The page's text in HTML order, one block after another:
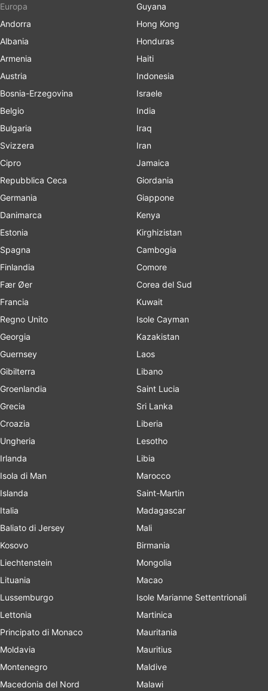
Europa
Andorra
Albania
Armenia
Austria
Bosnia-Erzegovina
Belgio
Bulgaria
Svizzera
Cipro
Repubblica Ceca
Germania
Danimarca
Estonia
Spagna
Finlandia
Fær Øer
Francia
Regno Unito
Georgia
Guernsey
Gibilterra
Groenlandia
Grecia
Croazia
Ungheria
Irlanda
Isola di Man
Islanda
Italia
Baliato di Jersey
Kosovo
Liechtenstein
Lituania
Lussemburgo
Lettonia
Principato di Monaco
Moldavia
Montenegro
Macedonia del Nord
Guyana
Hong Kong
Honduras
Haiti
Indonesia
Israele
India
Iraq
Iran
Jamaica
Giordania
Giappone
Kenya
Kirghizistan
Cambogia
Comore
Corea del Sud
Kuwait
Isole Cayman
Kazakistan
Laos
Libano
Saint Lucia
Sri Lanka
Liberia
Lesotho
Libia
Marocco
Saint-Martin
Madagascar
Mali
Birmania
Mongolia
Macao
Isole Marianne Settentrionali
Martinica
Mauritania
Mauritius
Maldive
Malawi